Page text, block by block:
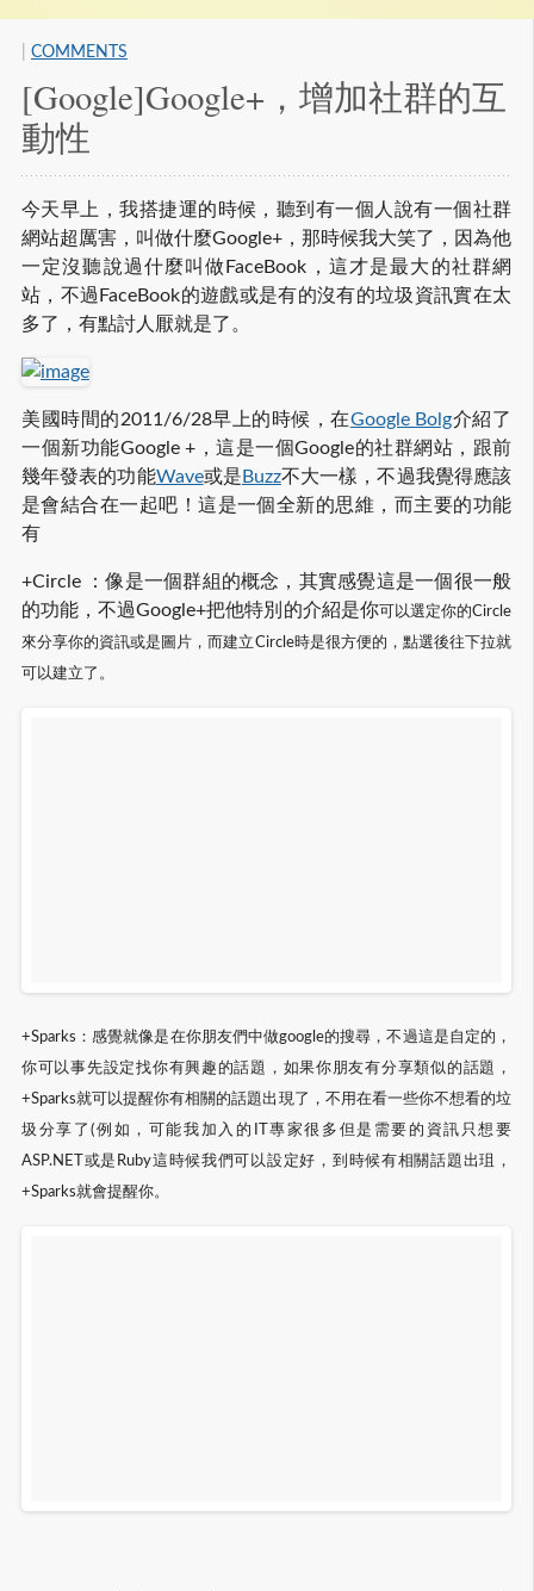
[Google]Google+，增加社群的互
動性
COMMENTS
今天早上，我搭捷運的時候，聽到有一個人說有一個社群
網站超厲害，叫做什麼Google+，那時候我大笑了，因為他
一定沒聽說過什麼叫做FaceBook，這才是最大的社群網
站，不過FaceBook的遊戲或是有的沒有的垃圾資訊實在太
多了，有點討人厭就是了。
美國時間的2011/6/28早上的時候，在Google Bolg介紹了
一個新功能Google +，這是一個Google的社群網站，跟前
幾年發表的功能Wave或是 Buzz不大一樣，不過我覺得應該
是會結合在一起吧！這是一個全新的思維，而主要的功能
有
+Circle ：像是一個群組的概念，其實感覺這是一個很一般
的功能，不過Google+把他特別的介紹是你可以選定你的Circle
來分享你的資訊或是圖片，而建立Circle時是很方便的，點選後往下拉就
可以建立了。
+Sparks：感覺就像是在你朋友們中做google的搜尋，不過這是自定的，
你可以事先設定找你有興趣的話題，如果你朋友有分享類似的話題，
+Sparks就可以提醒你有相關的話題出現了，不用在看一些你不想看的垃
圾分享了(例如，可能我加入的IT專家很多但是需要的資訊只想要
ASP.NET或是Ruby這時候我們可以設定好，到時候有相關話題出珇，
+Sparks就會提醒你。